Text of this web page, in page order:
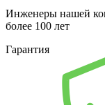
Инженеры нашей
более 100 лет
Гарантия